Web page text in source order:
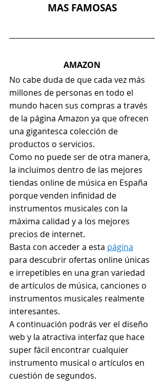
MAS FAMOSAS
AMAZON
No cabe duda de que cada vez más
millones de personas en todo el
mundo hacen sus compras a través
de la página Amazon ya que ofrecen
una gigantesca colección de
productos o servicios.
Como no puede ser de otra manera,
la incluimos dentro de las mejores
tiendas online de música en España
porque venden infinidad de
instrumentos musicales con la
máxima calidad y a los mejores
precios de internet.
Basta con acceder a esta página
para descubrir ofertas online únicas
e irrepetibles en una gran variedad
de artículos de música, canciones o
instrumentos musicales realmente
interesantes.
A continuación podrás ver el diseño
web y la atractiva interfaz que hace
super fácil encontrar cualquier
instrumento musical o artículos en
cuestión de segundos.